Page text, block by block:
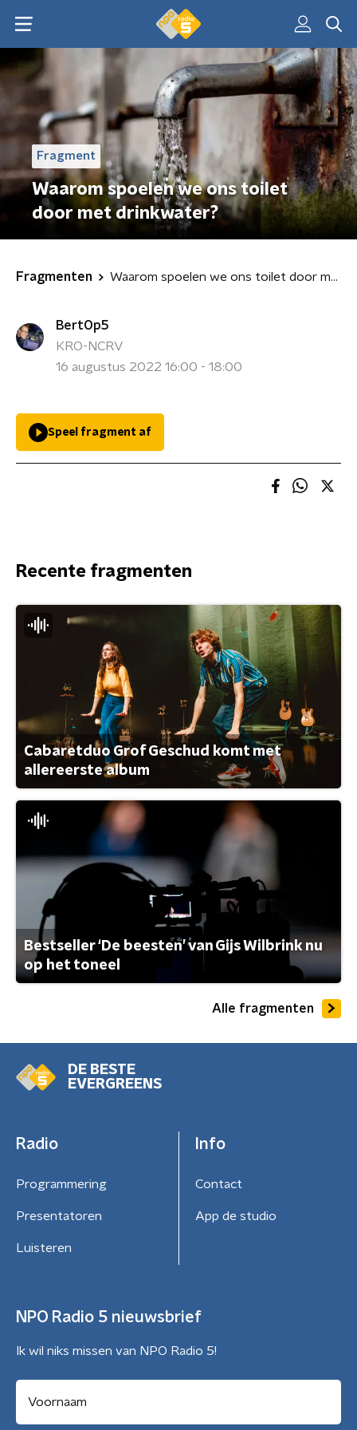
Fragment
Waarom spoelen we ons toilet
door met drinkwater?
Fragmenten Waarom spoelen we ons toilet door met drinkwater?
BertOp5
KRO-NCRV
16 augustus 2022 16:00 - 18:00
Speel fragment af
Recente fragmenten
Cabaretduo Grof Geschud komt met
allereerste album
Bestseller ‘De beesten’ van Gijs Wilbrink nu
op het toneel
Alle fragmenten
DE BESTE
EVERGREENS
Radio
Programmering
Presentatoren
Luisteren
Info
Contact
App de studio
NPO Radio 5 nieuwsbrief
Ik wil niks missen van NPO Radio 5!